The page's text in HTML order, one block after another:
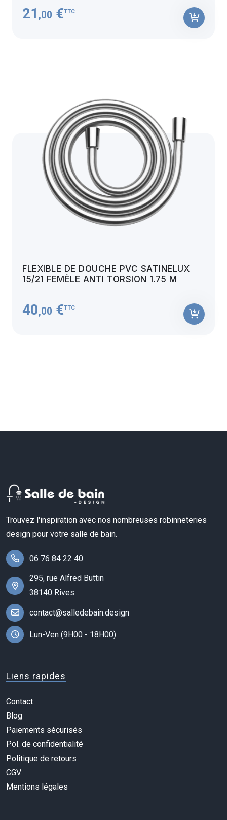
21 ,00 €TTC
FLEXIBLE DE DOUCHE PVC SATINELUX
15/21 FEMÈLE ANTI TORSION 1.75 M
40,00 €TTC
Trouvez l'inspiration avec nos nombreuses robinneteries
design pour votre salle de bain.
06 76 84 22 40
295, rue Alfred Buttin
38140 Rives
contact@salledebain.design
Lun-Ven (9H00 - 18H00)
Liens rapides
Contact
Blog
Paiements sécurisés
Pol. de confidentialité
Politique de retours
CGV
Mentions légales